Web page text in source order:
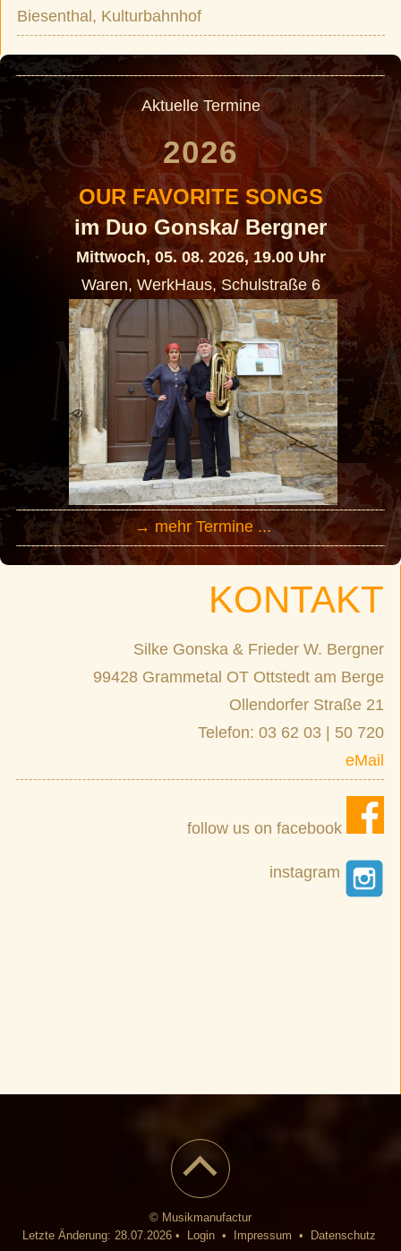
Biesenthal, Kulturbahnhof
Aktuelle Termine
2026
OUR FAVORITE SONGS
im Duo Gonska/ Bergner
Mittwoch, 05. 08. 2026, 19.00 Uhr
Waren, WerkHaus, Schulstraße 6
→ mehr Termine ...
KONTAKT
Silke Gonska & Frieder W. Bergner
99428 Grammetal OT Ottstedt am Berge
Ollendorfer Straße 21
Telefon: 03 62 03 | 50 720
eMail
follow us on facebook
instagram
© Musikmanufactur
Letzte Änderung: 28.07.2026 •
Login • Impressum • Datenschutz